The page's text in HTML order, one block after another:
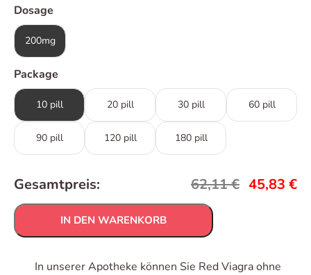
Dosage
200mg
Package
10 pill 20 pill 30 pill 60 pill
90 pill 120 pill 180 pill
Gesamtpreis: 62,11€ 45,83 €
IN DEN WARENKORB
In unserer Apotheke können Sie Red Viagra ohne